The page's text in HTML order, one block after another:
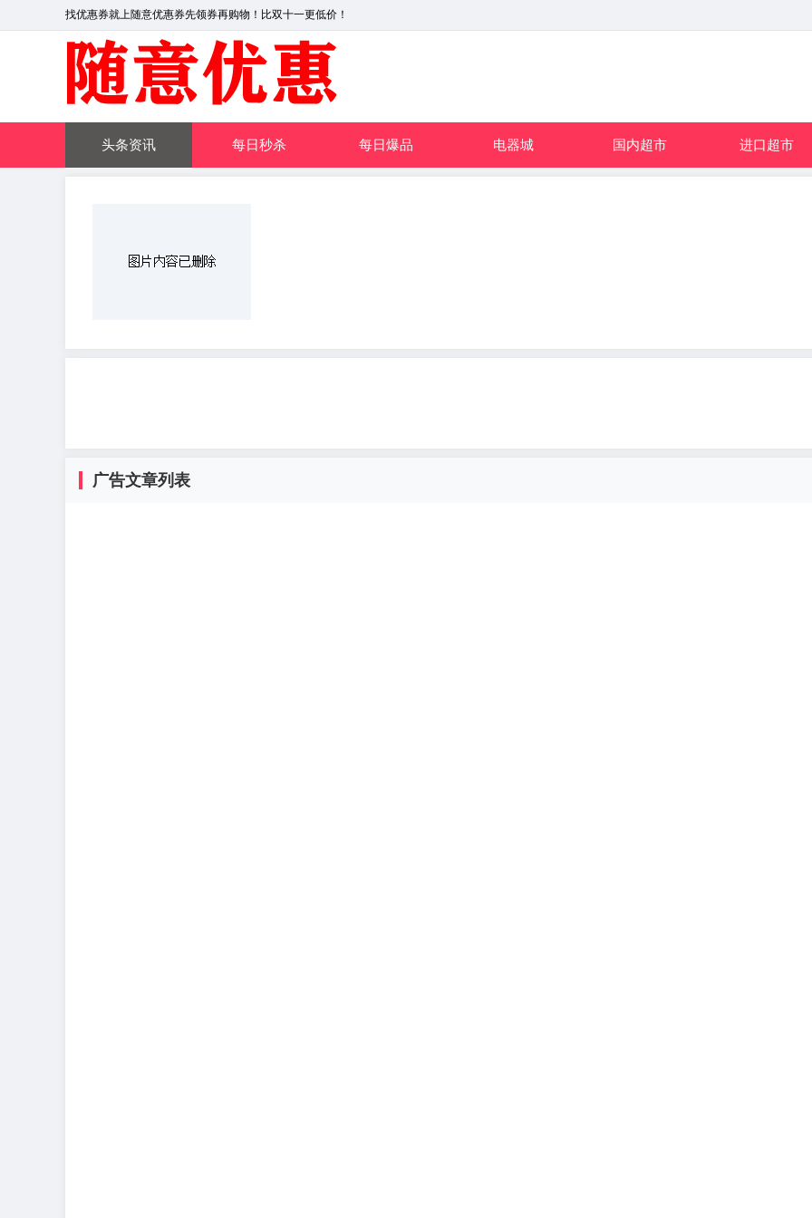
找优惠券就上随意优惠券先领券再购物！比双十一更低价！
头条资讯 每日秒杀 每日爆品 电器城 国内超市 进口超市
广告文章列表